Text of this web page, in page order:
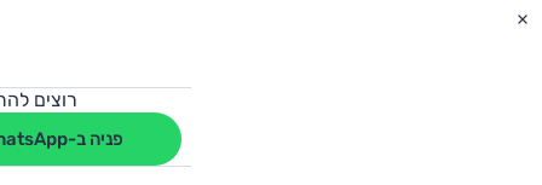
רוצים
פניה ב-WhatsApp